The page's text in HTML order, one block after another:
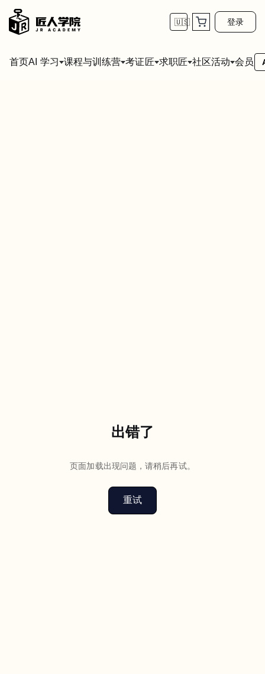
🇺🇸 登录
首页AI 学习 课程与训练营 考证匠 求职匠 社区活动 会员
出错了
页面加载出现问题，请稍后再试。
重试